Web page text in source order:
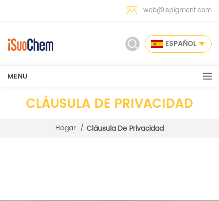
web@ispigment.com
ESPAÑOL
MENU
CLÁUSULA DE PRIVACIDAD
Hogar / Cláusula De Privacidad